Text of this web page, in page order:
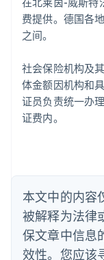
费提供。德国各
之间。
社会保险机构及
体金额因机构和
证员负责统一办
证费内。
本文中的内容
被解释为法律
保文章中信息
效性。您应该
English
爱沙尼亚
澳大利亚
English
巴西
Português
English
丹麦
English
德国
DeutschEnglish